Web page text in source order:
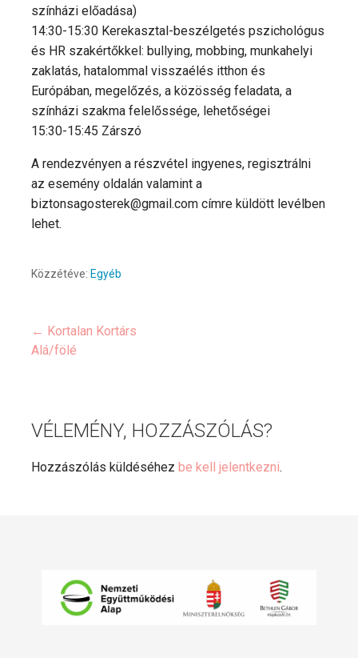
színházi előadása)
14:30-15:30 Kerekasztal-beszélgetés pszichológus
és HR szakértőkkel: bullying, mobbing, munkahelyi
zaklatás, hatalommal visszaélés itthon és
Európában, megelőzés, a közösség feladata, a
színházi szakma felelőssége, lehetőségei
15:30-15:45 Zárszó
A rendezvényen a részvétel ingyenes, regisztrálni
az esemény oldalán valamint a
biztonsagosterek@gmail.com címre küldött levélben
lehet.
Közzétéve: Egyéb
Bejegyzés
← Kortalan Kortárs
Alá/fölé
VÉLEMÉNY, HOZZÁSZÓLÁS?
Hozzászólás küldéséhez be kell jelentkezni.